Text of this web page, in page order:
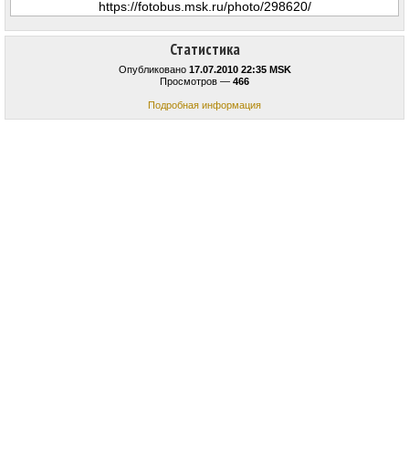
Статистика
Опубликовано 17.07.2010 22:35 MSK
Просмотров — 466
Подробная информация